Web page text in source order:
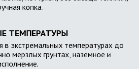
копка.
ТЕМПЕРАТУРЫ
в экстремальных температурах до
мерзлых грунтах, наземное и